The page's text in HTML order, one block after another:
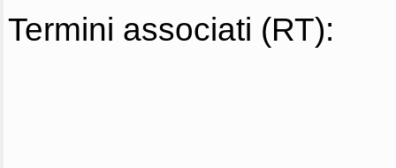
Termini associati (RT):